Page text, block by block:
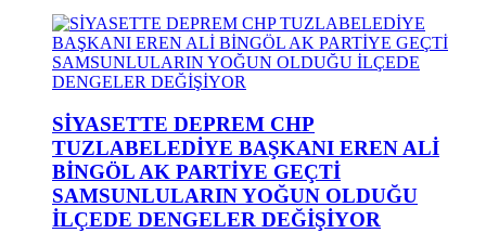
SİYASETTE DEPREM CHP
TUZLABELEDİYE BAŞKANI EREN ALİ
BİNGÖL AK PARTİYE GEÇTİ
SAMSUNLULARIN YOĞUN OLDUĞU
İLÇEDE DENGELER DEĞİŞİYOR